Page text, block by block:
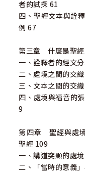
者的試探 61
四、聖經文本與詮
例 67
第三章 什麼是聖經
一、詮釋者的經文
二、處境之間的交
三、文本之間的交
四、處境與福音的
9
第四章 聖經與處
聖經 109
一、講道突顯的處
二、「當時的意義